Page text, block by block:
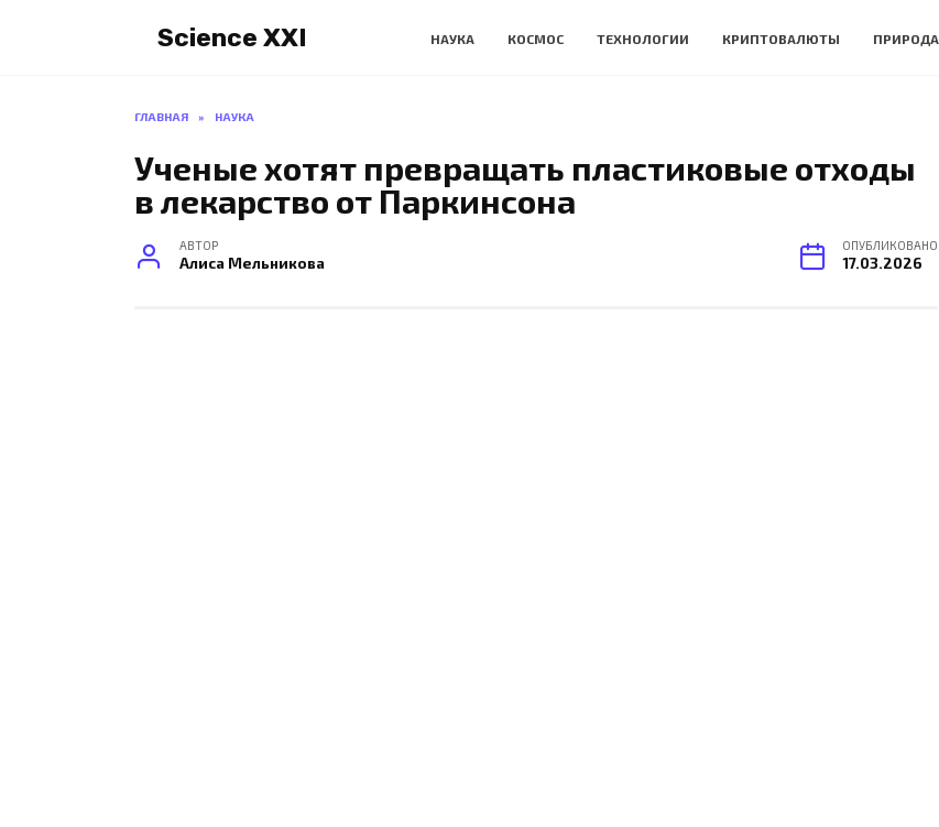
Science XXI НАУКА КОСМОС ТЕХНОЛОГИИ КРИПТОВАЛЮТЫ ПРИРОДА
ГЛАВНАЯ » НАУКА
Ученые хотят превращать пластиковые отходы
в лекарство от Паркинсона
АВТОР
Алиса Мельникова
ОПУБЛИКОВАНО
17.03.2026